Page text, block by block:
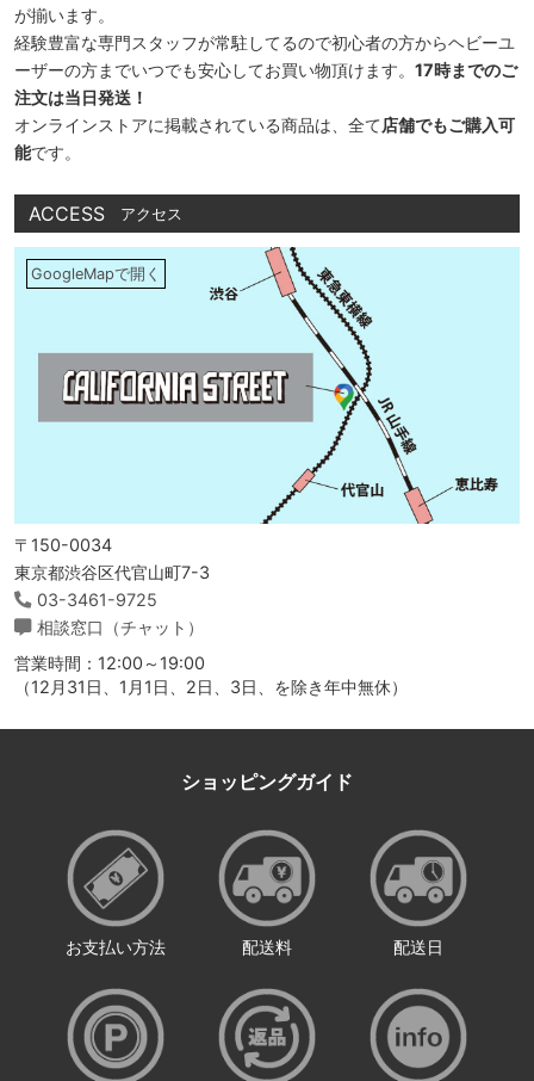
が揃います。
経験豊富な専門スタッフが常駐してるので初心者の方からヘビーユ
ーザーの方までいつでも安心してお買い物頂けます。 17時までのご
注文は当日発送！
オンラインストアに掲載されている商品は、全て店舗でもご購入可
能です。
ACCESS アクセス
GoogleMapで開く
〒150-0034
東京都渋谷区代官山町7-3
03-3461-9725
相談窓口（チャット）
営業時間：12:00～19:00
（12月31日、1月1日、2日、3日、を除き年中無休）
ショッピングガイド
お支払い方法 配送料 配送日